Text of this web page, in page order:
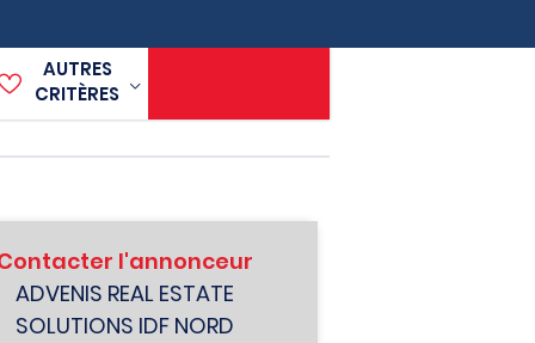
AUTRES
CRITÈRES
l'annonceur
ADVENIS REAL ESTATE
SOLUTIONS IDF NORD